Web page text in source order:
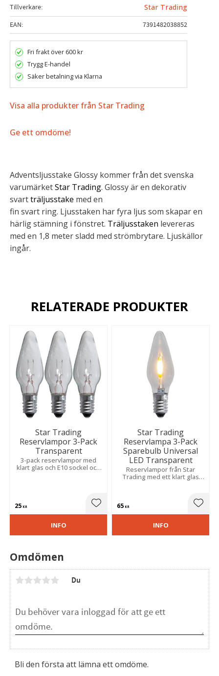
Tillverkare
Star Trading
EAN
7391482038852
Fri frakt över 600 kr
Trygg E-handel
Säker betalning via Klarna
Visa alla produkter från Star Trading
Ge ett omdöme!
Adventsljusstake Glossy kommer från det svenska
varumärketStar Trading. Glossy är en dekorativ
svartträljusstake med en
fin svart ring. Ljusstaken har fyra ljus som skapar en
härlig stämning i fönstret. Träljusstaken levereras
med en 1,8 meter sladd med strömbrytare. Ljuskällor
ingår.
Omdömen
Du
Bli den första att lämna ett omdöme.
RELATERADE PRODUKTER
Star Trading
Reservlampor 3-Pack
Transparent
3-pack reservlampor med
klart glas och E10 sockel och
25 KR Lägg till i favoriter
INFO
Star Trading
Reservlampa 3-Pack
Sparebulb Universal
LED Transparent
Reservlampor från Star
Trading med ett klart glas
till 4-10 armade ljusstakar.
65 KR
INFO